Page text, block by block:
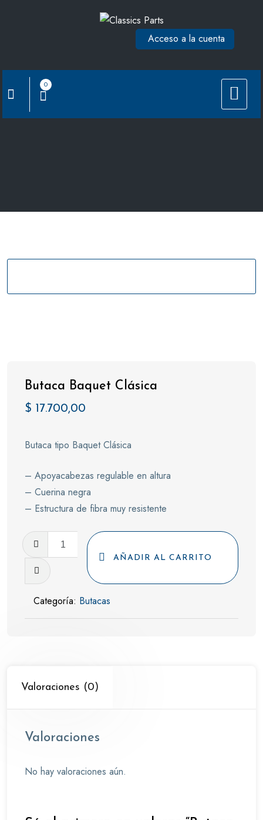
Acceso a la cuenta
0
Butaca Baquet Clásica
$ 17.700,00
Butaca tipo Baquet Clásica
– Apoyacabezas regulable en altura
– Cuerina negra
– Estructura de fibra muy resistente
Butaca
Baquet
Clásica
cantidad
AÑADIR AL CARRITO
Categoría: Butacas
Valoraciones (0)
Valoraciones
No hay valoraciones aún.